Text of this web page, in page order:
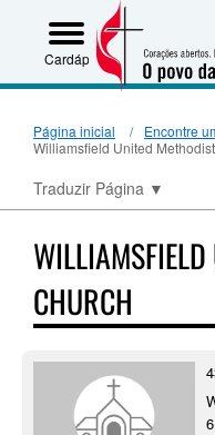
Cardápio
Página inicial
Encontre
Williamsfield United
Traduzir Página ▼
CHURCH